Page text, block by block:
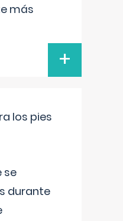
más
+
los pies
se
durante